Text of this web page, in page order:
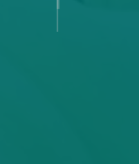
Amber